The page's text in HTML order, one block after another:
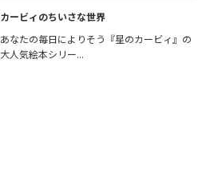
カービィのちいさな世界
あなたの毎日によりそう『星のカービィ』の
大人気絵本シリー...